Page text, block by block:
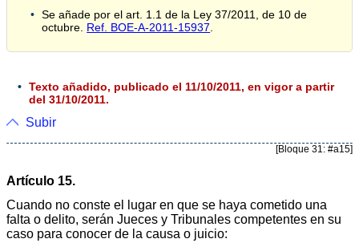
Se añade por el art. 1.1 de la Ley 37/2011, de 10 de
octubre. Ref. BOE-A-2011-15937.
Texto añadido, publicado el 11/10/2011, en vigor a partir
del 31/10/2011.
Subir
[Bloque 31: #a15]
Artículo 15.
Cuando no conste el lugar en que se haya cometido una
falta o delito, serán Jueces y Tribunales competentes en su
caso para conocer de la causa o juicio: